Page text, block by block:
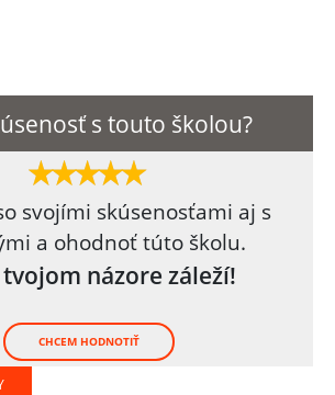
s touto školou?
svojími skúsenosťami aj s
a ohodnoť túto školu.
názore záleží!
CHCEM HODNOTIŤ